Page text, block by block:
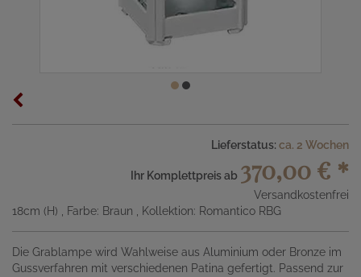
Lieferstatus: ca. 2 Wochen
Ihr Komplettpreis ab 370,00 € *
Versandkostenfrei
18cm (H)
, Farbe: Braun , Kollektion: Romantico RBG
Die Grablampe wird Wahlweise aus Aluminium oder Bronze im
Gussverfahren mit verschiedenen Patina gefertigt. Passend zur